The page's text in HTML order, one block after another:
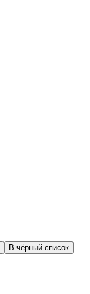
В чёрный список